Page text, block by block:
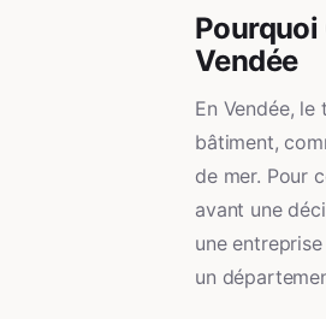
Pourquoi
Vendée
En Vendée,
bâtiment,
de mer. Pour
avant une
une
un